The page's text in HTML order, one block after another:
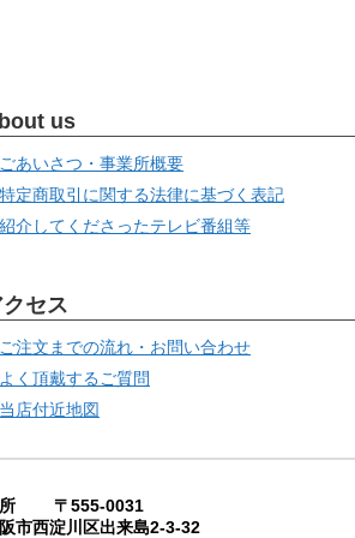
us
ごあいさつ・事業所概要
特定商取引に関する法律に基づく表記
紹介してくださったテレビ番組等
クセス
ご注文までの流れ・お問い合わせ
よく頂戴するご質問
当店付近地図
所 〒555-0031
市西淀川区出来島2-3-32